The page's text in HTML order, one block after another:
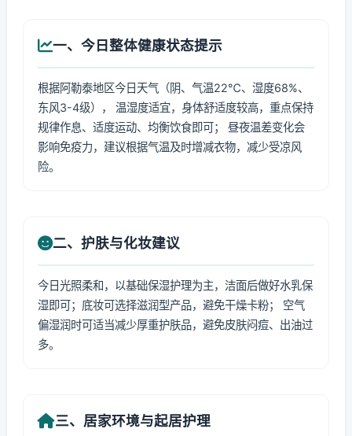
一、今日整体健康状态提示
根据阿勒泰地区今日天气（阴、气温22℃、湿度68%、
东风3-4级）， 温湿度适宜，身体舒适度较高，重点保持
规律作息、适度运动、均衡饮食即可； 昼夜温差变化会
影响免疫力，建议根据气温及时增减衣物，减少受凉风
险。
二、护肤与化妆建议
今日光照柔和，以基础保湿护理为主，洁面后做好水乳保
湿即可；底妆可选择滋润型产品，避免干燥卡粉； 空气
偏湿润时可适当减少厚重护肤品，避免皮肤闷痘、出油过
多。
三、居家环境与起居护理